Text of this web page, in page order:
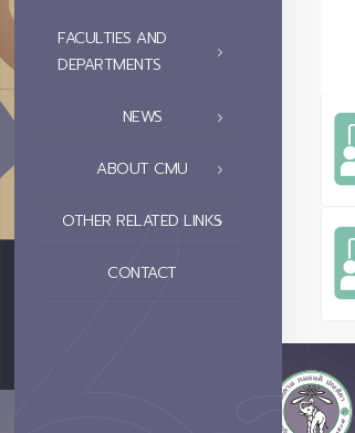
FACULTIES AND
DEPARTMENTS
NEWS
ABOUT CMU
OTHER RELATED LINKS
CONTACT